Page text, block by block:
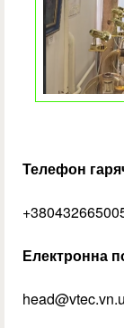
Телефон
Електронна